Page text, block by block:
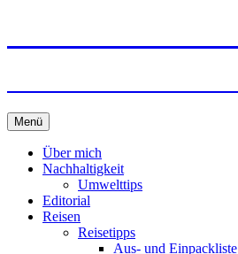
Menü Springe
zum
Inhalt
Über mich
Nachhaltigkeit
Umwelttips
Editorial
Reisen
Reisetipps
Aus- und Einpackliste